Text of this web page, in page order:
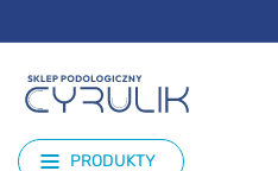
PRODUKTY